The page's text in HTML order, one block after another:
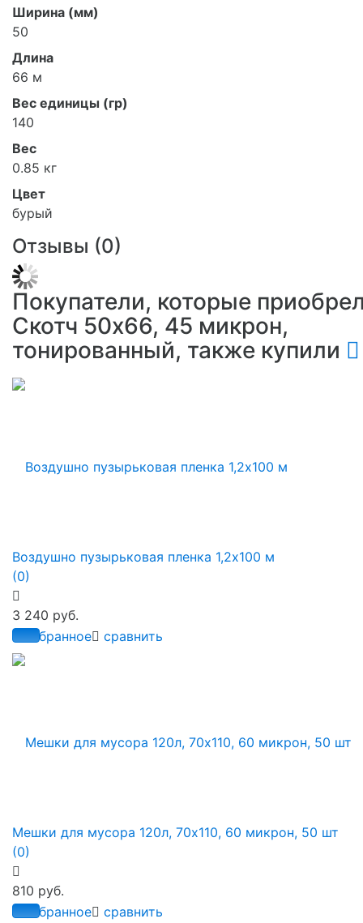
Ширина (мм)
50
Длина
66 м
Вес единицы (гр)
140
Вес
0.85 кг
Цвет
бурый
Отзывы (0)
Покупатели, которые
Скотч 50х66, 45 микрон,
тонированный, также купили
избранное сравнить
Воздушно пузырьковая пленка 1,2х100 м
(0)
3 240 руб.
избранное сравнить
Мешки для мусора 120л, 70х110, 60 микрон, 50 шт
(0)
810 руб.